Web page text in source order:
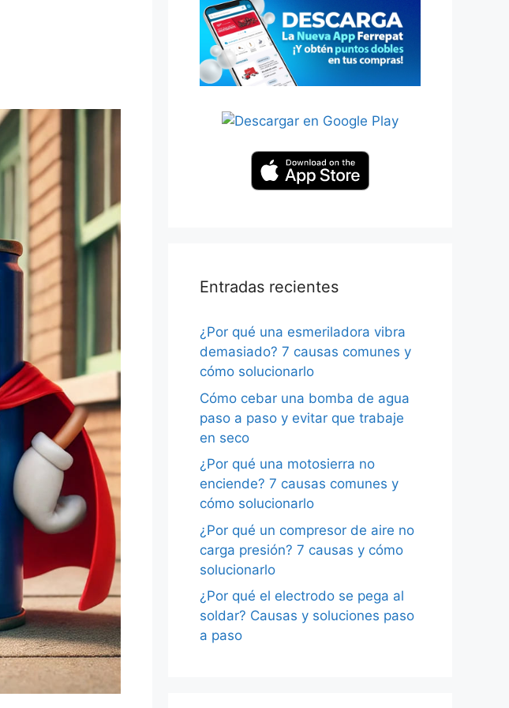
Entradas recientes
¿Por qué una esmeriladora vibra
demasiado? 7 causas comunes y
cómo solucionarlo
Cómo cebar una bomba de agua
paso a paso y evitar que trabaje
en seco
¿Por qué una motosierra no
enciende? 7 causas comunes y
cómo solucionarlo
¿Por qué un compresor de aire no
carga presión? 7 causas y cómo
solucionarlo
¿Por qué el electrodo se pega al
soldar? Causas y soluciones paso
a paso